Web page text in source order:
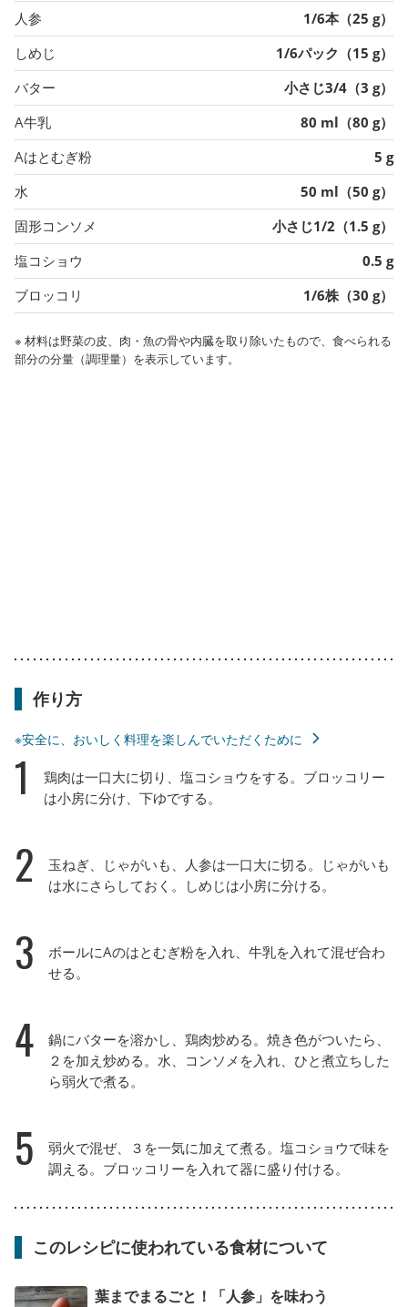
人参
1/6本（25 g）
しめじ
1/6パック（15 g）
バター
小さじ3/4（3 g）
A牛乳
80 ml（80 g）
Aはとむぎ粉
5 g
水
50 ml（50 g）
固形コンソメ
小さじ1/2（1.5 g）
塩コショウ
0.5 g
ブロッコリ
1/6株（30 g）
※ 材料は野菜の皮、肉・魚の骨や内臓を取り除いたもので、食べられる
部分の分量（調理量）を表示しています。
作り方
※安全に、おいしく料理を楽しんでいただくために
1
鶏肉は一口大に切り、塩コショウをする。ブロッコリー
は小房に分け、下ゆでする。
2
玉ねぎ、じゃがいも、人参は一口大に切る。じゃがいも
は水にさらしておく。しめじは小房に分ける。
3
ボールにAのはとむぎ粉を入れ、牛乳を入れて混ぜ合わ
せる。
4
鍋にバターを溶かし、鶏肉炒める。焼き色がついたら、
２を加え炒める。水、コンソメを入れ、ひと煮立ちした
ら弱火で煮る。
5
弱火で混ぜ、３を一気に加えて煮る。塩コショウで味を
調える。ブロッコリーを入れて器に盛り付ける。
このレシピに使われている食材について
葉までまるごと！「人参」を味わう